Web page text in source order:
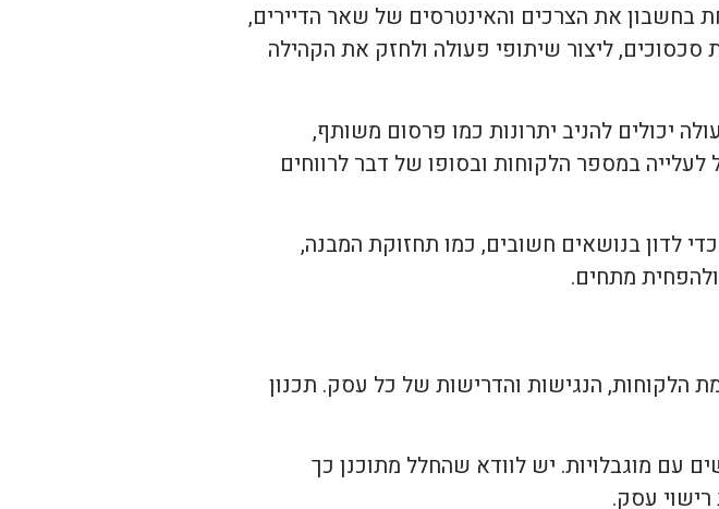
בחשבון את הצרכים והאינטרסים של שאר הדיירים,
סכסוכים, ליצור שיתופי פעולה ולחזק את הקהילה
יכולים להניב יתרונות כמו פרסום משותף,
לעלייה במספר הלקוחות ובסופו של דבר לרווחים
לדון בנושאים חשובים, כמו תחזוקת המבנה,
מתחים.
הלקוחות, הנגישות והדרישות של כל עסק. תכנון
עם מוגבלויות. יש לוודא שהחלל מתוכנן כך
עסק.